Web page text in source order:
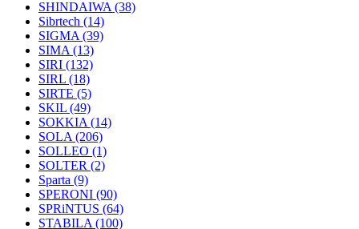
SHINDAIWA (38)
Sibrtech (14)
SIGMA (39)
SIMA (13)
SIRI (132)
SIRL (18)
SIRTE (5)
SKIL (49)
SOKKIA (14)
SOLA (206)
SOLLEO (1)
SOLTER (2)
Sparta (9)
SPERONI (90)
SPRiNTUS (64)
STABILA (100)